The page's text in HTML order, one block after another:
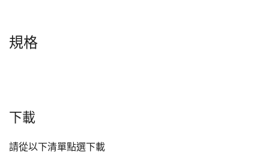
規格
下載
請從以下清單點選下載